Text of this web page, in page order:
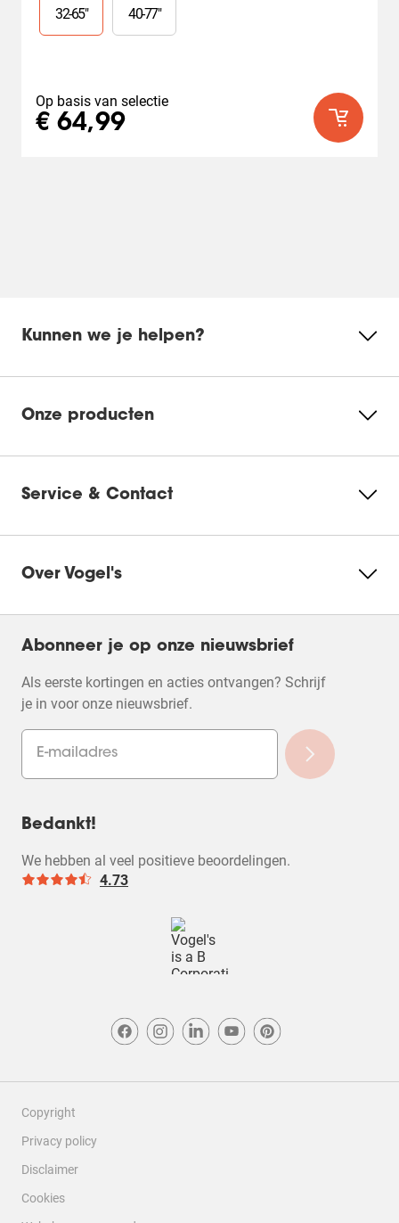
sterren.
54
32-65" 40-77"
Op basis van selectie
€ 64,99
Kunnen we je helpen?
Onze producten
Service & Contact
Over Vogel's
Abonneer je op onze nieuwsbrief
Als eerste kortingen en acties ontvangen? Schrijf
je in voor onze nieuwsbrief.
Bedankt!
We hebben al veel positieve beoordelingen.
4.73
Copyright
Privacy policy
Disclaimer
Cookies